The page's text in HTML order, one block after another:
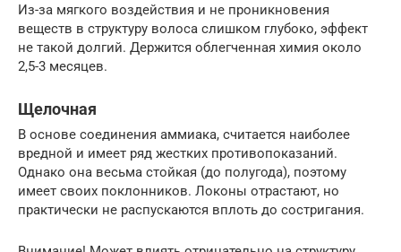
Из-за мягкого воздействия и не проникновения
веществ в структуру волоса слишком глубоко, эффект
не такой долгий. Держится облегченная химия около
2,5-3 месяцев.
Щелочная
В основе соединения аммиака, считается наиболее
вредной и имеет ряд жестких противопоказаний.
Однако она весьма стойкая (до полугода), поэтому
имеет своих поклонников. Локоны отрастают, но
практически не распускаются вплоть до состригания.